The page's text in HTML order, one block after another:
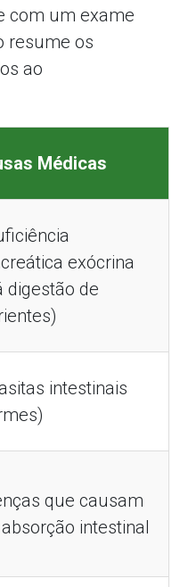
com um exame
resume os
ao
Médicas
exócrina
digestão de
intestinais
que causam
intestinal